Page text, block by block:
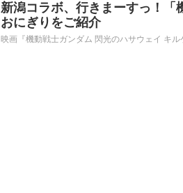
新潟コラボ、行きまーすっ！「
おにぎりをご紹介
映画『機動戦士ガンダム 閃光のハサウェイ キ